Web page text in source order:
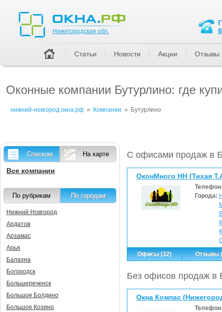
Оконные компании Бутурлино: где
нижний-новгород.окна.рф » Компании » Бутурлино
С офисами продаж в
ОконМного НН (Тихая
Города:
Офисы (32)
Отзывы
Без офисов продаж в
Окна Компас
Списком На карте
Все компании
По рубрикам По городам
Нижний Новгород
Ардатов
Арзамас
Арья
Балахна
Богородск
Большереченск
Большое Болдино
Большое Козино
Нижегородская обл.
Статьи Новости Акции Отзывы